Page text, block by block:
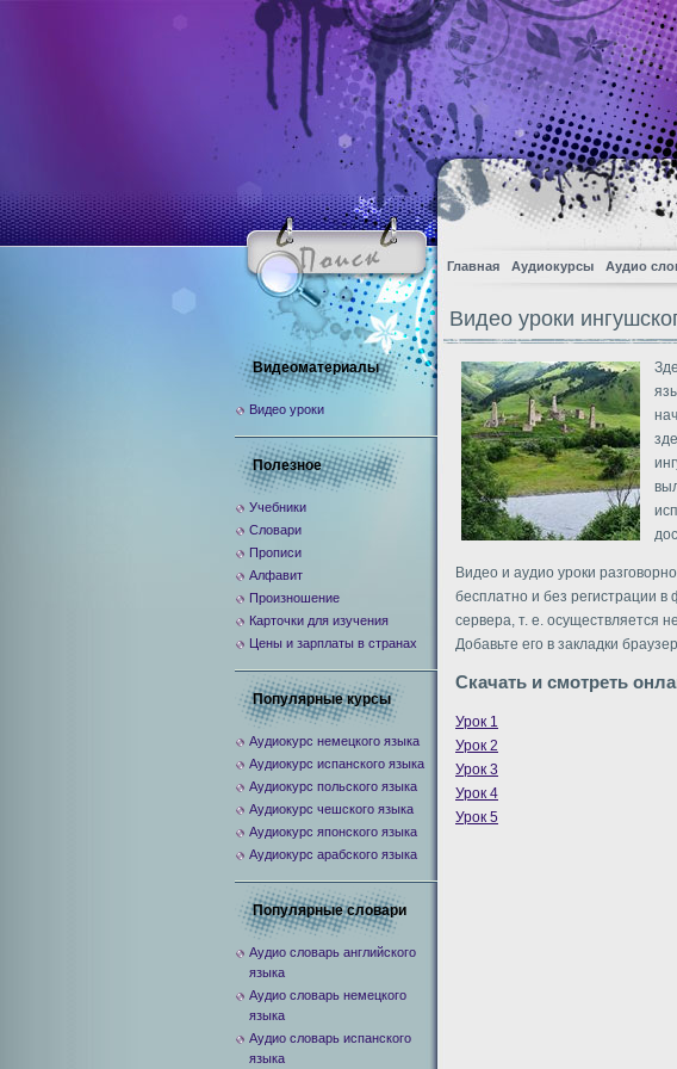
Главная Аудиокурсы Аудио
Видео уроки
Видео и аудио уроки
бесплатно и без регистрации
сервера, т. е. осуществляется
Добавьте его в закладки
Скачать и смотреть
Урок 1
Урок 2
Урок 3
Урок 4
Урок 5
Видеоматериалы
Видео уроки
Полезное
Учебники
Словари
Прописи
Алфавит
Произношение
Карточки для изучения
Цены и зарплаты в странах
Популярные курсы
Аудиокурс немецкого языка
Аудиокурс испанского языка
Аудиокурс польского языка
Аудиокурс чешского языка
Аудиокурс японского языка
Аудиокурс арабского языка
Популярные словари
Аудио словарь английского
языка
Аудио словарь немецкого
языка
Аудио словарь испанского
языка